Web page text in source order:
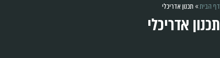
הבית»תכנון אדריכלי
אדריכלי